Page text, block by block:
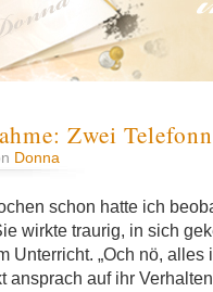
Zwei
Donna
schon hatte ich
wirkte traurig, in sich
Unterricht. „Och nö, alles
ansprach auf ihr